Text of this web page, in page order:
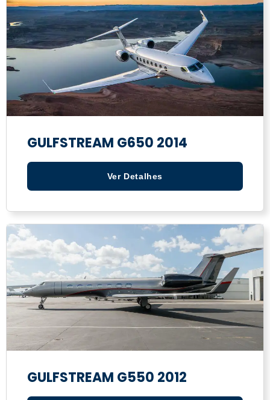
GULFSTREAM G650 2014
Ver Detalhes
GULFSTREAM G550 2012